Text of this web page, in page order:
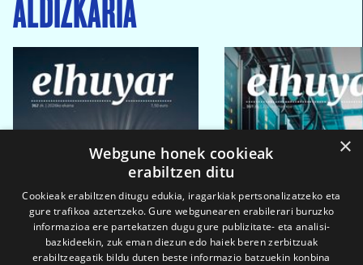
×
Webgune honek cookieak
erabiltzen ditu
Cookieak erabiltzen ditugu edukia, iragarkiak pertsonalizatzeko eta
gure trafikoa aztertzeko. Gure webgunearen erabilerari buruzko
informazioa ere partekatzen dugu gure publizitate- eta analisi-
bazkideekin, zuk eman diezun edo haiek beren zerbitzuak
erabiltzeagatik bildu duten beste informazio batzuekin konbina